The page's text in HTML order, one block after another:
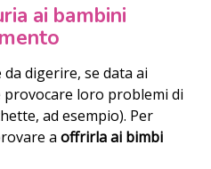
ai bambini
da digerire, se data ai
loro problemi di
ad esempio). Per
a offrirla ai bimbi